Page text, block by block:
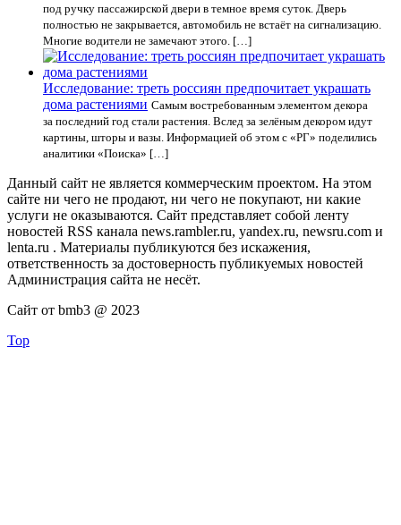
под ручку пассажирской двери в темное время суток. Дверь
полностью не закрывается, автомобиль не встаёт на сигнализацию.
Многие водители не замечают этого. […]
Исследование: треть россиян предпочитает украшать
дома растениями Самым востребованным элементом декора
за последний год стали растения. Вслед за зелёным декором идут
картины, шторы и вазы. Информацией об этом с «РГ» поделились
аналитики «Поиска» […]
Данный сайт не является коммерческим проектом. На этом
сайте ни чего не продают, ни чего не покупают, ни какие
услуги не оказываются. Сайт представляет собой ленту
новостей RSS канала news.rambler.ru, yandex.ru, newsru.com и
lenta.ru . Материалы публикуются без искажения,
ответственность за достоверность публикуемых новостей
Администрация сайта не несёт.
Сайт от bmb3 @ 2023
Top